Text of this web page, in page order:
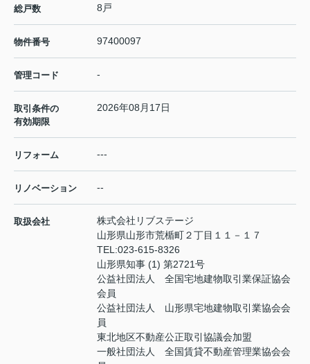
総戸数 8戸
物件番号 97400097
管理コード -
取引条件の
有効期限
2026年08月17日
リフォーム ---
リノベーション --
取扱会社
株式会社リブステージ
山形県山形市荒楯町２丁目１１－１７
TEL:023-615-8326
山形県知事 (1) 第2721号
公益社団法人 全国宅地建物取引業保証協会
会員
公益社団法人 山形県宅地建物取引業協会会
員
東北地区不動産公正取引協議会加盟
一般社団法人 全国賃貸不動産管理業協会会